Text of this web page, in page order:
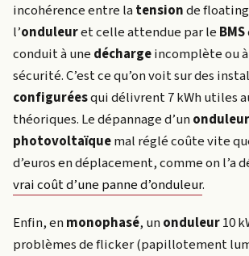
incohérence entre latensionde
l’onduleuret celle attendue par le BMS
conduit à une déchargeincomplète ou
sécurité. C’est ce qu’on voit sur des
configuréesqui délivrent 7 kWh utiles
théoriques. Le dépannage d’unonduleur
photovoltaïquemal réglé coûte vite
d’euros en déplacement, comme on l’a
vrai coût d’une panne d’onduleur.
Enfin, enmonophasé, unonduleur10
problèmes de flicker (papillotement